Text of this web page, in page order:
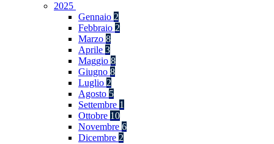
2025
Gennaio 2
Febbraio 2
Marzo 8
Aprile 3
Maggio 8
Giugno 8
Luglio 2
Agosto 5
Settembre 1
Ottobre 10
Novembre 6
Dicembre 2